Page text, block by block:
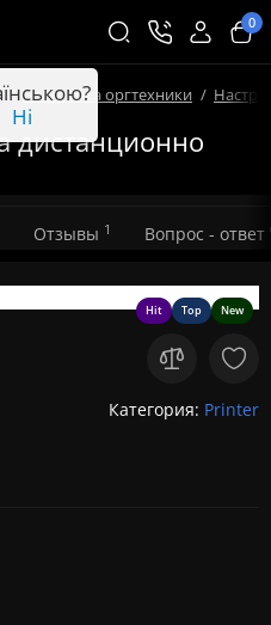
0
Настройка оргтехники
дистанционно
Отзывы 1 Вопрос - ответ
Hit Top New
Категория: Printer
Ні